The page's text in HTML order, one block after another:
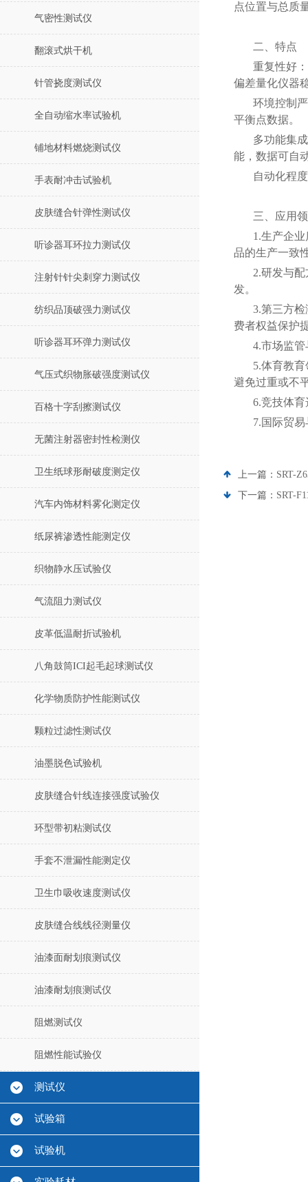
气密性测试仪
翻滚式烘干机
针管挠度测试仪
全自动缩水率试验机
铺地材料燃烧测试仪
手表耐冲击试验机
皮肤缝合针弹性测试仪
听诊器耳环拉力测试仪
注射针针尖刺穿力测试仪
纺织品顶破强力测试仪
听诊器耳环弹力测试仪
气压式织物胀破强度测试仪
百格十字刮擦测试仪
无菌注射器密封性检测仪
卫生纸球形耐破度测定仪
汽车内饰材料雾化测定仪
纸尿裤渗透性能测定仪
织物静水压试验仪
气流阻力测试仪
皮革低温耐折试验机
八角鼓筒ICI起毛起球测试仪
化学物质防护性能测试仪
颗粒过滤性测试仪
油墨脱色试验机
皮肤缝合针线连接强度试验仪
环型带初粘测试仪
手套不泄漏性能测定仪
卫生巾吸收速度测试仪
皮肤缝合线线径测量仪
油漆面耐划痕测试仪
油漆耐划痕测试仪
阻燃测试仪
阻燃性能试验仪
测试仪
试验箱
试验机
点位置与总质
二、特点
重复性好
偏差量化仪器
环境控制
平衡点数据。
多功能集
能，数据可自
自动化程
三、应用
1.生产企
品的生产一致
2.研发与
发。
3.第三方
费者权益保护
4.市场监
5.体育教
避免过重或不
6.竞技体
7.国际贸
上一篇： SRT-
下一篇： SRT-